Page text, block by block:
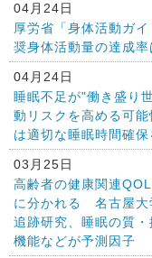
04月24日
厚労省「身体活動ガ
奨身体活動量の達成
04月24日
睡眠不足が"働き盛り
動リスクを高める可
は適切な睡眠時間確保
03月25日
高齢者の健康関連
に分かれる 名古屋大
追跡研究、睡眠の質
機能などが予測因子